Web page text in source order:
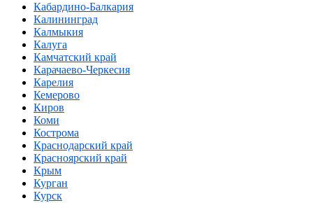
Кабардино-Балкария
Калининград
Калмыкия
Калуга
Камчатский край
Карачаево-Черкесия
Карелия
Кемерово
Киров
Коми
Кострома
Краснодарский край
Красноярский край
Крым
Курган
Курск